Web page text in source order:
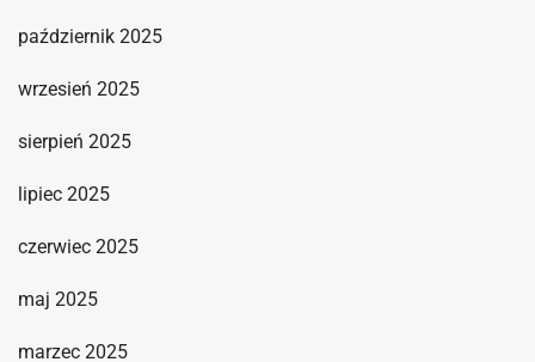
październik 2025
wrzesień 2025
sierpień 2025
lipiec 2025
czerwiec 2025
maj 2025
marzec 2025